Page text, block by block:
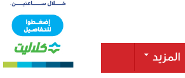
المزيد